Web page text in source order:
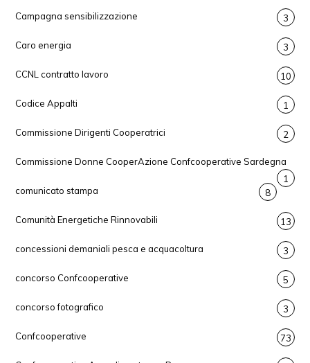
Campagna sensibilizzazione 3
Caro energia 3
CCNL contratto lavoro 10
Codice Appalti 1
Commissione Dirigenti Cooperatrici 2
Commissione Donne CooperAzione Confcooperative Sardegna
1
comunicato stampa
8
Comunità Energetiche Rinnovabili 13
concessioni demaniali pesca e acquacoltura 3
concorso Confcooperative 5
concorso fotografico 3
Confcooperative 73